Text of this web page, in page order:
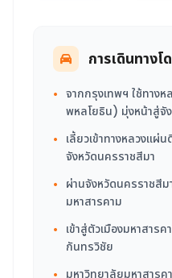
การเดินทาง
• จากกรุงเทพฯ ใช้ทาง
พหลโยธิน) มุ่งหน้าสู่จั
• เลี้ยวเข้าทางหลวงแผ่
จังหวัดนครราชสีมา
• ผ่านจังหวัดนครราชสี
มหาสารคาม
• เข้าสู่ตัวเมืองมหาสาร
กันทรวิชัย
• มหาวิทยาลัยมหาสาร